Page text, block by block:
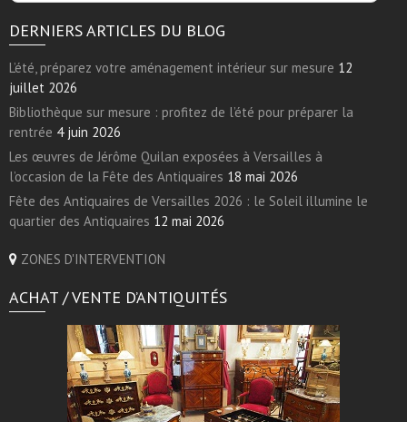
DERNIERS ARTICLES DU BLOG
L’été, préparez votre aménagement intérieur sur mesure 12
juillet 2026
Bibliothèque sur mesure : profitez de l’été pour préparer la
rentrée 4 juin 2026
Les œuvres de Jérôme Quilan exposées à Versailles à
l’occasion de la Fête des Antiquaires 18 mai 2026
Fête des Antiquaires de Versailles 2026 : le Soleil illumine le
quartier des Antiquaires 12 mai 2026
ZONES D'INTERVENTION
ACHAT / VENTE D’ANTIQUITÉS